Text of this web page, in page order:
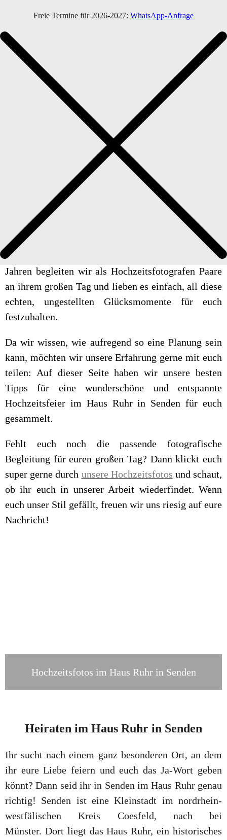
Freie Termine für 2026-2027: WhatsApp-Anfrage
Home
Favorites
Menü
Hochzeit im Haus Ruhr in Senden
Hey, wir sind Lara & Basti. Schon seit einigen
Jahren begleiten wir als Hochzeitsfotografen Paare
an ihrem großen Tag und lieben es einfach, all diese
echten, ungestellten Glücksmomente für euch
festzuhalten.
Da wir wissen, wie aufregend so eine Planung sein
kann, möchten wir unsere Erfahrung gerne mit euch
teilen: Auf dieser Seite haben wir unsere besten
Tipps für eine wunderschöne und entspannte
Hochzeitsfeier im Haus Ruhr in Senden für euch
gesammelt.
Fehlt euch noch die passende fotografische
Begleitung für euren großen Tag? Dann klickt euch
super gerne durch unsere Hochzeitsfotos und schaut,
ob ihr euch in unserer Arbeit wiederfindet. Wenn
euch unser Stil gefällt, freuen wir uns riesig auf eure
Nachricht!
Hochzeitsfotos im Haus Ruhr in Senden
Heiraten im Haus Ruhr in Senden
Ihr sucht nach einem ganz besonderen Ort, an dem
ihr eure Liebe feiern und euch das Ja-Wort geben
könnt? Dann seid ihr in Senden im Haus Ruhr genau
richtig! Senden ist eine Kleinstadt im nordrhein-
westfälischen Kreis Coesfeld, nach bei
Münster. Dort liegt das Haus Ruhr, ein historisches